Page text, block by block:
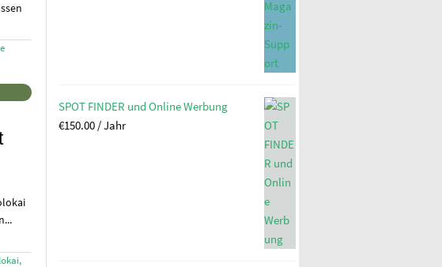
SPOT FINDER und Online Werbung
€150.00 / Jahr
,